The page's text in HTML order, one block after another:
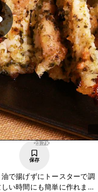
23.7K
保存
で揚げずにトースターで調
い時間にも簡単に作れます